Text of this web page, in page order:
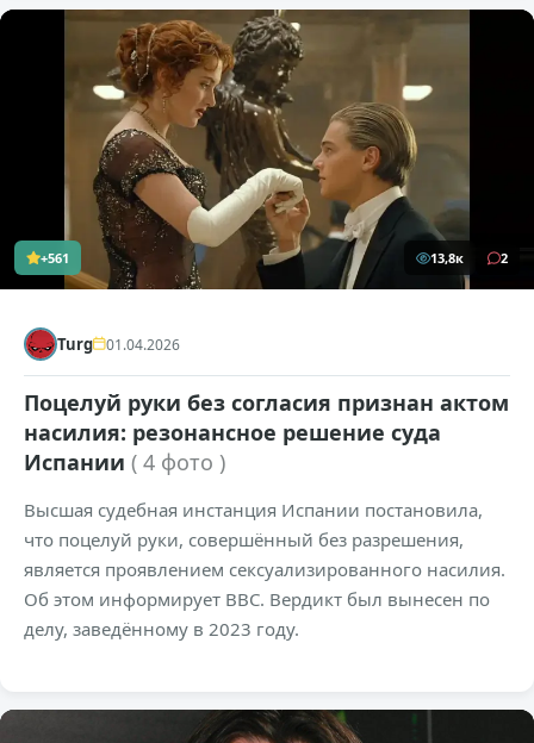
+561 13,8к 2
Turg 01.04.2026
Поцелуй руки без согласия признан актом
насилия: резонансное решение суда
Испании ( 4 фото )
Высшая судебная инстанция Испании постановила,
что поцелуй руки, совершённый без разрешения,
является проявлением сексуализированного насилия.
Об этом информирует BBC. Вердикт был вынесен по
делу, заведённому в 2023 году.